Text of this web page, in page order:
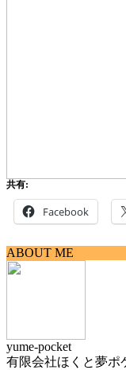
共有:
Facebook
ABOUT ME
yume-pocket
有限会社ほくと夢ポ